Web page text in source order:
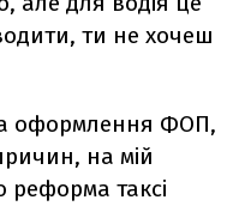
ти не хочеш
оформлення ФОП,
на мій
таксі